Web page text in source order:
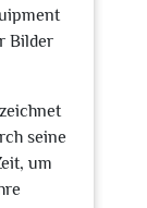
Bilder
seine
um